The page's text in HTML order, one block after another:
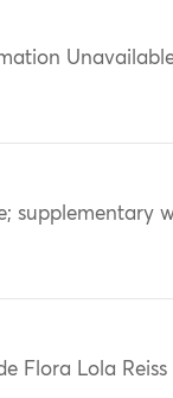
supplementary
Flora Lola Reiss